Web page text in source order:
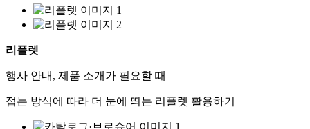
리플렛
행사 안내, 제품 소개가 필요할 때
접는 방식에 따라 더 눈에 띄는 리플렛 활용하기